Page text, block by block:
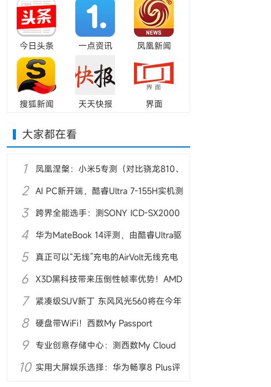
今日头条 一点资讯 凤凰新闻
搜狐新闻 天天快报 界面
大家都在看
1
凤凰涅槃：小米5专测（对比骁龙810、
麒麟950）
2
AI PC新开端，酷睿Ultra 7-155H实机测
3
跨界全能选手：测SONY ICD-SX2000
录音笔
4
华为MateBook 14评测，由酷睿Ultra驱
动AI体验
5
真正可以“无线”充电的AirVolt无线充电
器亮相
6
X3D黑科技带来压倒性帧率优势！AMD
锐龙7 9800X3D首测
7
紧凑级SUV新丁 东风风光560将在今年
10月上市
8
硬盘带WiFi！西数My Passport
Wireless Pro图赏
9
专业创意存储中心：测西数My Cloud
Pro PR4100
10 实用大屏娱乐选择：华为畅享8 Plus评